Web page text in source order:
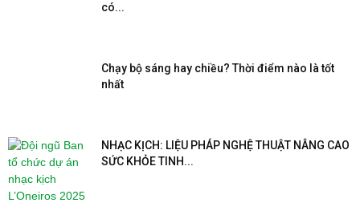
có...
Chạy bộ sáng hay chiều? Thời điểm nào là tốt
nhất
NHẠC KỊCH: LIỆU PHÁP NGHỆ THUẬT NÂNG CAO
SỨC KHỎE TINH...